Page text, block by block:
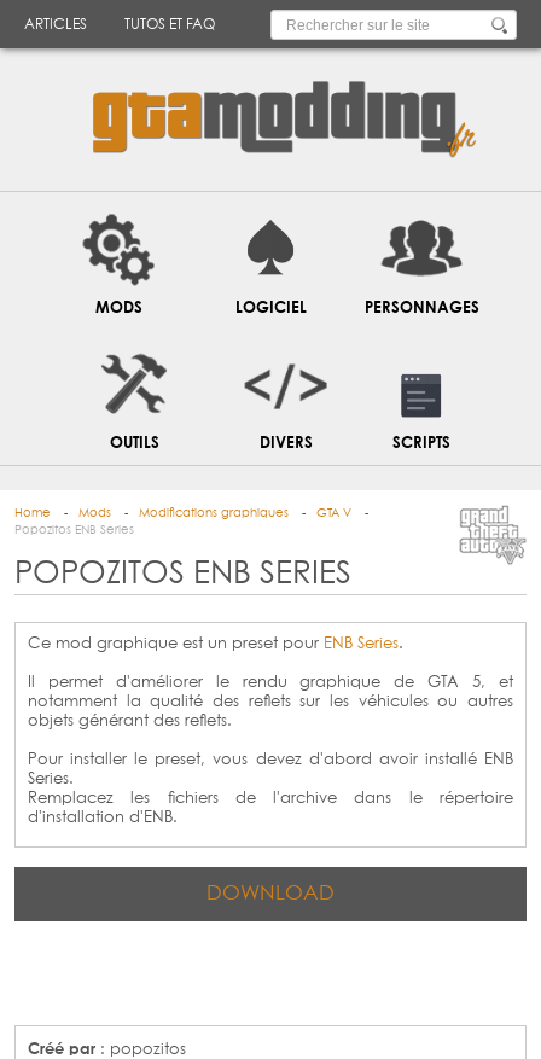
ARTICLES TUTOS ET FAQ
MODS LOGICIEL PERSONNAGES
OUTILS DIVERS SCRIPTS
Home Mods Modifications graphiques
GTA V
Popozitos ENB Series
POPOZITOS ENB SERIES
Ce mod graphique est un preset pour ENB Series.
Il permet d'améliorer le rendu graphique de GTA 5, et
notamment la qualité des reflets sur les véhicules ou autres
objets générant des reflets.
Pour installer le preset, vous devez d'abord avoir installé ENB
Series.
Remplacez les fichiers de l'archive dans le répertoire
d'installation d'ENB.
DOWNLOAD
Créé par : popozitos